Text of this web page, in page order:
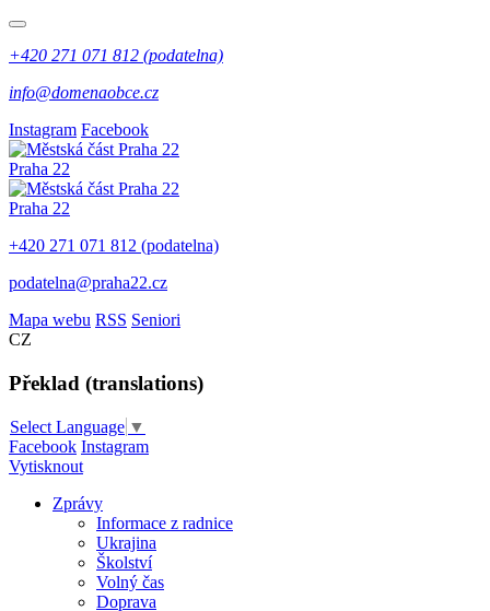
+420 271 071 812 (podatelna)
info@domenaobce.cz
Instagram Facebook
Praha 22
Praha 22
+420 271 071 812 (podatelna)
podatelna@praha22.cz
Mapa webu RSS Seniori
CZ
Překlad (translations)
Select Language ▼
Facebook Instagram
Vytisknout
Zprávy
Informace z radnice
Ukrajina
Školství
Volný čas
Doprava